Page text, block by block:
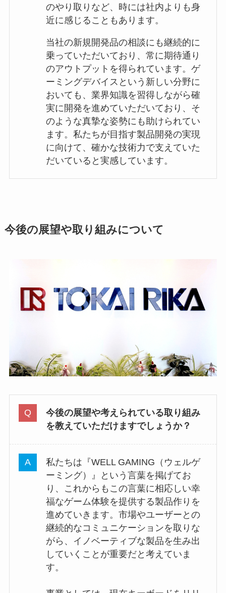
のやり取りなど、時には社内よりも身
近に感じることもあります。
当社の新規開発品の相談にも継続的に
乗っていただいており、常に期待通り
のアウトプットを得られています。ゲ
ーミングデバイスという新しい分野に
おいても、業界知識を習得しながら確
実に開発を進めていただいており、そ
のような真摯な姿勢にも助けられてい
ます。私たちが目指す製品開発の実現
に向けて、確かな技術力で支えていた
だいていると実感しています。
今後の展望や取り組みについて
今後の展望や考えられている取り組み
を教えていただけますでしょうか？
私たちは『WELL GAMING（ウェルゲ
ーミング）』という言葉を掲げてお
り、これからもこの言葉に相応しい幸
福なゲーム体験を提供する製品作りを
進めていきます。市場やユーザーとの
継続的なコミュニケーションを取りな
がら、イノベーティブな製品を生み出
していくことが重要だと考えていま
す。